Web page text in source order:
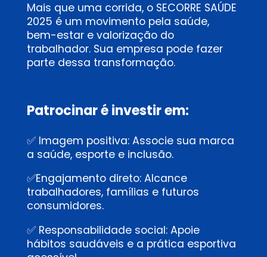
Mais que uma corrida, o SECORRE SAÚDE
2025 é um movimento pela saúde,
bem-estar e valorização do
trabalhador. Sua empresa pode fazer
parte dessa transformação.
Patrocinar é investir em:
✅ Imagem positiva: Associe sua marca
a saúde, esporte e inclusão.
✅Engajamento direto: Alcance
trabalhadores, famílias e futuros
consumidores.
✅ Responsabilidade social: Apoie
hábitos saudáveis e a prática esportiva